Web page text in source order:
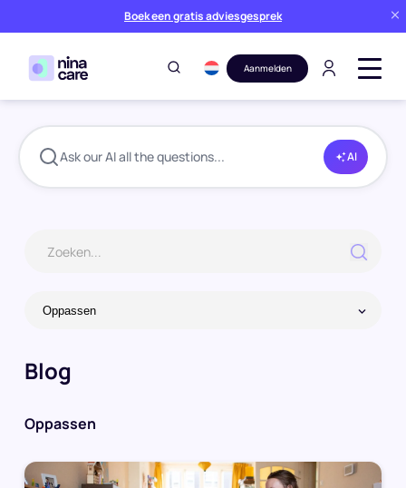
Boek een gratis adviesgesprek
Aanmelden
Ask our AI all the questions... AI
Blog
Oppassen